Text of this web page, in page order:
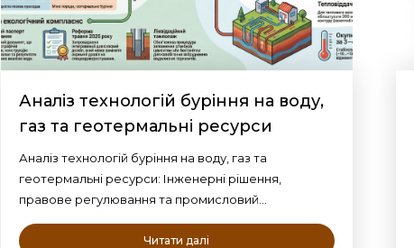
Аналіз технологій буріння на воду,
газ та геотермальні ресурси
Аналіз технологій буріння на воду, газ та
геотермальні ресурси: Інженерні рішення,
правове регулювання та промисловий…
Читати далі